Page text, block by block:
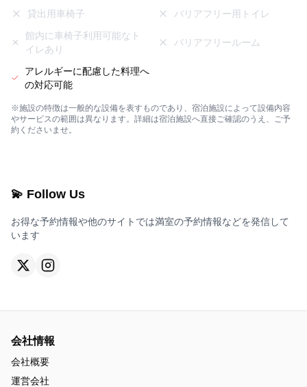
貸出用車椅子
バリアフリー用トイレ
館内に車椅子利用可能なト
イレあり
バリアフリールーム
アレルギーに配慮した料理へ
の対応可能
※施設の特徴は一般的な設備を表すものであり、宿泊施設によって設備内容
やサービスの範囲は異なります。詳細は宿泊施設へ直接ご確認のうえ、ご予
約くださいませ。
💫 Follow Us
お得な予約情報や他のサイトでは満室の予約情報などを発信して
います
会社情報
会社概要
運営会社